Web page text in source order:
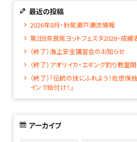
最近の投稿
2026年8月・針尾瀬戸潮流情報
第2回奈良尾ヨットフェスタ2026・成績
（終了）海上安全講習会のお知らせ
（終了）アオリイカ・エギング釣り教室
（終了）「伝統の技にふれよう！佐世
インで絵付け！」
アーカイブ